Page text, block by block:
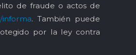
de fraude o actos de
informa. También puede
por la ley contra